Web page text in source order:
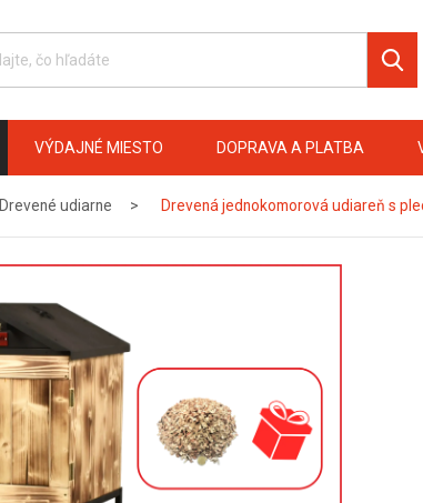
VÝDAJNÉ MIESTO DOPRAVA A PLATBA
Drevené udiarne Drevená jednokomorová udiareň s